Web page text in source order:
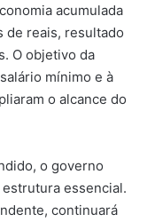
acumulada
de reais, resultado
O objetivo da
mínimo e à
o alcance do
o governo
essencial.
continuará